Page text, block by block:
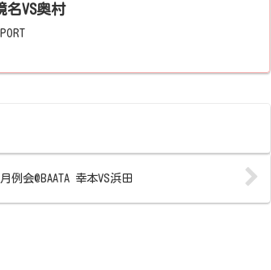
名VS奥村
例会@BAATA 幸本VS浜田